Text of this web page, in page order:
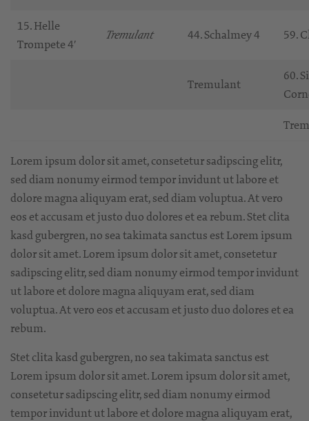
15. Helle
Trompete 4′
Tremulant 44. Schalmey 4 59.
Tremulant
60.
Lorem ipsum dolor sit amet, consetetur sadipscing elitr,
sed diam nonumy eirmod tempor invidunt ut labore et
dolore magna aliquyam erat, sed diam voluptua. At vero
eos et accusam et justo duo dolores et ea rebum. Stet clita
kasd gubergren, no sea takimata sanctus est Lorem ipsum
dolor sit amet. Lorem ipsum dolor sit amet, consetetur
sadipscing elitr, sed diam nonumy eirmod tempor invidunt
ut labore et dolore magna aliquyam erat, sed diam
voluptua. At vero eos et accusam et justo duo dolores et ea
rebum.
Stet clita kasd gubergren, no sea takimata sanctus est
Lorem ipsum dolor sit amet. Lorem ipsum dolor sit amet,
consetetur sadipscing elitr, sed diam nonumy eirmod
tempor invidunt ut labore et dolore magna aliquyam erat,